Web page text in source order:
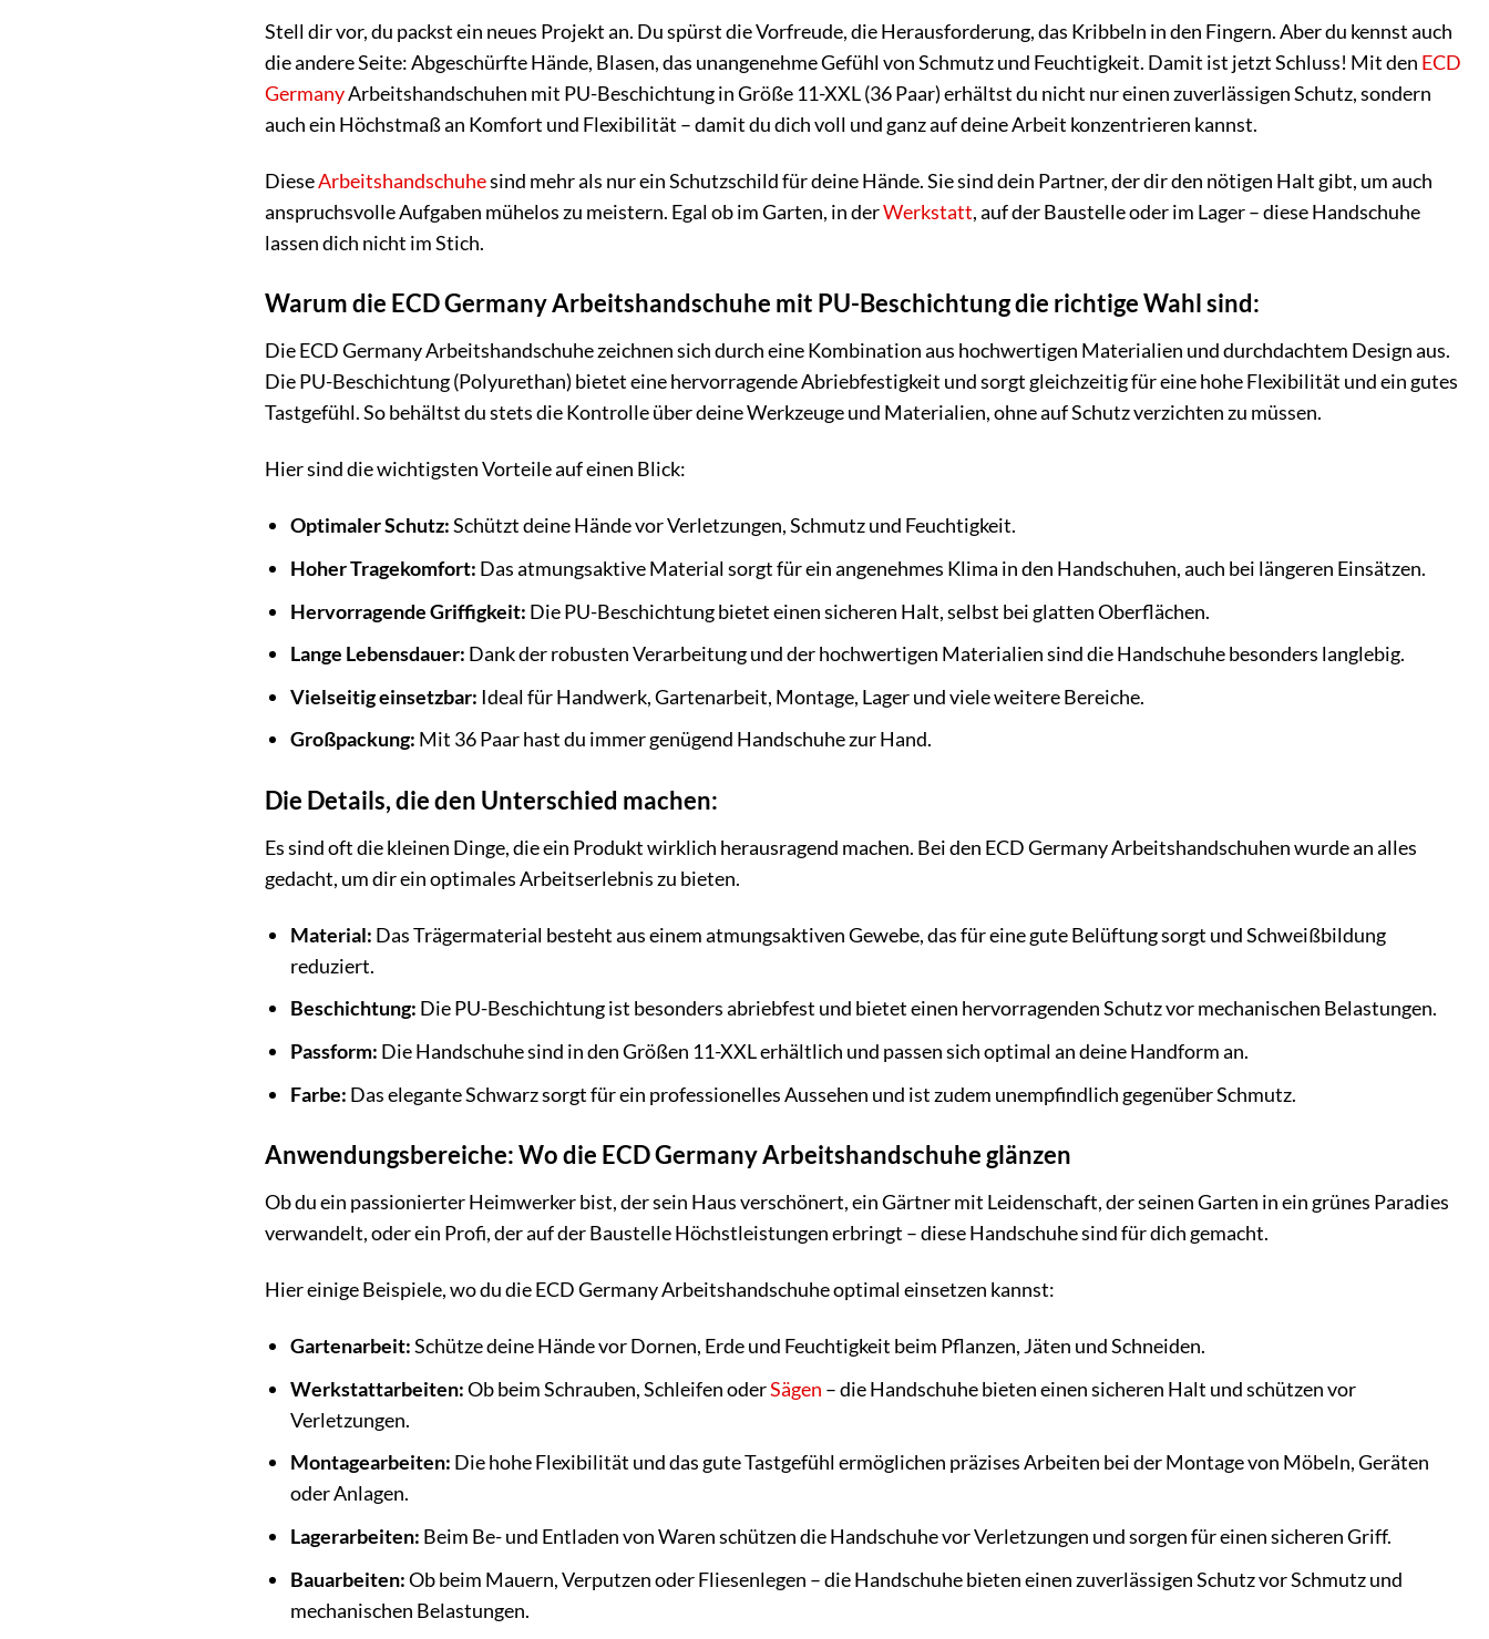
Stell dir vor, du packst ein neues Projekt an. Du spürst die Vorfreude, die Herausforderung, das Kribbeln in den Fingern. Aber du kennst auch
die andere Seite: Abgeschürfte Hände, Blasen, das unangenehme Gefühl von Schmutz und Feuchtigkeit. Damit ist jetzt Schluss! Mit den ECD
GermanyArbeitshandschuhen mit PU-Beschichtung in Größe 11-XXL (36 Paar) erhältst du nicht nur einen zuverlässigen Schutz, sondern
auch ein Höchstmaß an Komfort und Flexibilität – damit du dich voll und ganz auf deine Arbeit konzentrieren kannst.
DieseArbeitshandschuhesind mehr als nur ein Schutzschild für deine Hände. Sie sind dein Partner, der dir den nötigen Halt gibt, um auch
anspruchsvolle Aufgaben mühelos zu meistern. Egal ob im Garten, in derWerkstatt, auf der Baustelle oder im Lager – diese Handschuhe
lassen dich nicht im Stich.
Warum die ECD Germany Arbeitshandschuhe mit PU-Beschichtung die richtige Wahl sind:
Die ECD Germany Arbeitshandschuhe zeichnen sich durch eine Kombination aus hochwertigen Materialien und durchdachtem Design aus.
Die PU-Beschichtung (Polyurethan) bietet eine hervorragende Abriebfestigkeit und sorgt gleichzeitig für eine hohe Flexibilität und ein gutes
Tastgefühl. So behältst du stets die Kontrolle über deine Werkzeuge und Materialien, ohne auf Schutz verzichten zu müssen.
Hier sind die wichtigsten Vorteile auf einen Blick:
Optimaler Schutz:Schützt deine Hände vor Verletzungen, Schmutz und Feuchtigkeit.
Hoher Tragekomfort: Das atmungsaktive Material sorgt für ein angenehmes Klima in den Handschuhen, auch bei längeren Einsätzen.
Hervorragende Griffigkeit: Die PU-Beschichtung bietet einen sicheren Halt, selbst bei glatten Oberflächen.
Lange Lebensdauer: Dank der robusten Verarbeitung und der hochwertigen Materialien sind die Handschuhe besonders langlebig.
Vielseitig einsetzbar: Ideal für Handwerk, Gartenarbeit, Montage, Lager und viele weitere Bereiche.
Großpackung: Mit 36 Paar hast du immer genügend Handschuhe zur Hand.
Die Details, die den Unterschied machen:
Es sind oft die kleinen Dinge, die ein Produkt wirklich herausragend machen. Bei den ECD Germany Arbeitshandschuhen wurde an alles
gedacht, um dir ein optimales Arbeitserlebnis zu bieten.
Material: Das Trägermaterial besteht aus einem atmungsaktiven Gewebe, das für eine gute Belüftung sorgt und Schweißbildung
reduziert.
Beschichtung: Die PU-Beschichtung ist besonders abriebfest und bietet einen hervorragenden Schutz vor mechanischen Belastungen.
Passform: Die Handschuhe sind in den Größen 11-XXL erhältlich und passen sich optimal an deine Handform an.
Farbe: Das elegante Schwarz sorgt für ein professionelles Aussehen und ist zudem unempfindlich gegenüber Schmutz.
Anwendungsbereiche: Wo die ECD Germany Arbeitshandschuhe glänzen
Ob du ein passionierter Heimwerker bist, der sein Haus verschönert, ein Gärtner mit Leidenschaft, der seinen Garten in ein grünes Paradies
verwandelt, oder ein Profi, der auf der Baustelle Höchstleistungen erbringt – diese Handschuhe sind für dich gemacht.
Hier einige Beispiele, wo du die ECD Germany Arbeitshandschuhe optimal einsetzen kannst:
Gartenarbeit:Schütze deine Hände vor Dornen, Erde und Feuchtigkeit beim Pflanzen, Jäten und Schneiden.
Werkstattarbeiten:Ob beim Schrauben, Schleifen oderSägen – die Handschuhe bieten einen sicheren Halt und schützen vor
Verletzungen.
Montagearbeiten: Die hohe Flexibilität und das gute Tastgefühl ermöglichen präzises Arbeiten bei der Montage von Möbeln, Geräten
oder Anlagen.
Lagerarbeiten: Beim Be- und Entladen von Waren schützen die Handschuhe vor Verletzungen und sorgen für einen sicheren Griff.
Bauarbeiten:Ob beim Mauern, Verputzen oder Fliesenlegen – die Handschuhe bieten einen zuverlässigen Schutz vor Schmutz und
mechanischen Belastungen.